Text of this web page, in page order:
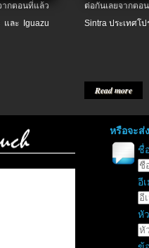
ากตอนที่แล้ว
และ Iguazu
ต่อกันเลยจากต
Sintra ประเทศโป
Read more
หรือจะส่
ชื่
อี
หั